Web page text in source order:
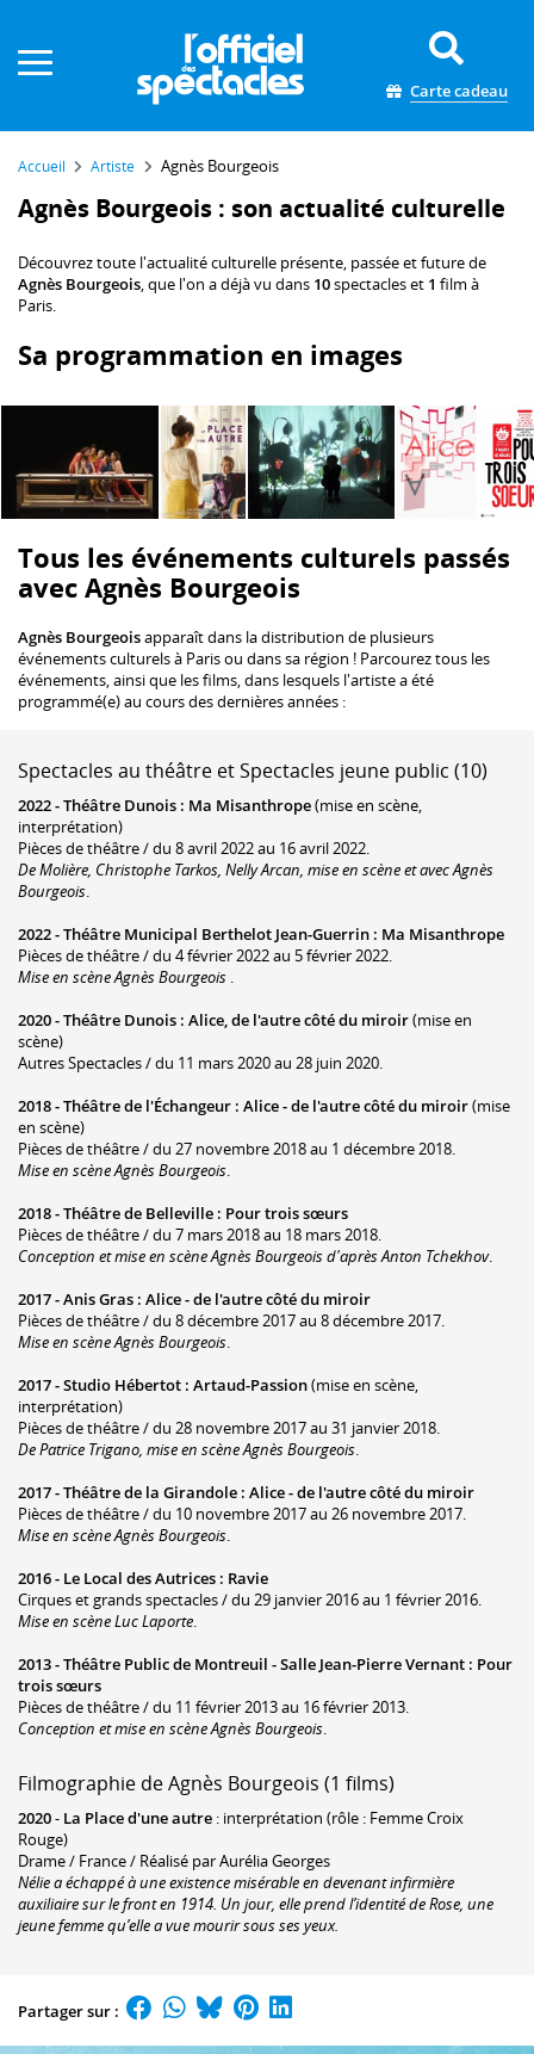
Carte cadeau
Accueil Artiste Agnès Bourgeois
Agnès Bourgeois : son actualité culturelle
Découvrez toute l'actualité culturelle présente, passée et future de
Agnès Bourgeois, que l'on a déjà vu dans 10spectacles et 1 film à
Paris.
Sa programmation en images
Tous les événements culturels passés
avec Agnès Bourgeois
Agnès Bourgeoisapparaît dans la distribution de plusieurs
événements culturels à Paris ou dans sa région ! Parcourez tous les
événements, ainsi que les films, dans lesquels l'artiste a été
programmé(e) au cours des dernières années :
Spectacles au théâtre et Spectacles jeune public (10)
2022 -Théâtre Dunois : Ma Misanthrope(mise en scène,
interprétation)
Pièces de théâtre / du 8 avril 2022 au 16 avril 2022.
De Molière, Christophe Tarkos, Nelly Arcan, mise en scène et avec Agnès
Bourgeois.
2022 -Théâtre Municipal Berthelot Jean-Guerrin : Ma Misanthrope
Pièces de théâtre / du 4 février 2022 au 5 février 2022.
Mise en scène Agnès Bourgeois .
2020 -Théâtre Dunois : Alice, de l'autre côté du miroir(mise en
scène)
Autres Spectacles / du 11 mars 2020 au 28 juin 2020.
2018 -Théâtre de l'Échangeur : Alice - de l'autre côté du miroir(mise
en scène)
Pièces de théâtre / du 27 novembre 2018 au 1 décembre 2018.
Mise en scène Agnès Bourgeois.
2018 -Théâtre de Belleville : Pour trois sœurs
Pièces de théâtre / du 7 mars 2018 au 18 mars 2018.
Conception et mise en scène Agnès Bourgeois d'après Anton Tchekhov.
2017 -Anis Gras : Alice - de l'autre côté du miroir
Pièces de théâtre / du 8 décembre 2017 au 8 décembre 2017.
Mise en scène Agnès Bourgeois.
2017 -Studio Hébertot : Artaud-Passion(mise en scène,
interprétation)
Pièces de théâtre / du 28 novembre 2017 au 31 janvier 2018.
De Patrice Trigano, mise en scène Agnès Bourgeois.
2017 -Théâtre de la Girandole : Alice - de l'autre côté du miroir
Pièces de théâtre / du 10 novembre 2017 au 26 novembre 2017.
Mise en scène Agnès Bourgeois.
2016 - Le Local des Autrices : Ravie
Cirques et grands spectacles / du 29 janvier 2016 au 1 février 2016.
Mise en scène Luc Laporte.
2013 -Théâtre Public de Montreuil - Salle Jean-Pierre Vernant : Pour
trois sœurs
Pièces de théâtre / du 11 février 2013 au 16 février 2013.
Conception et mise en scène Agnès Bourgeois.
Filmographie de Agnès Bourgeois (1 films)
2020- La Place d'une autre : interprétation (rôle : Femme Croix
Rouge)
Drame / France / Réalisé par Aurélia Georges
Nélie a échappé à une existence misérable en devenant infirmière
auxiliaire sur le front en 1914. Un jour, elle prend l’identité de Rose, une
jeune femme qu’elle a vue mourir sous ses yeux.
Partager sur :